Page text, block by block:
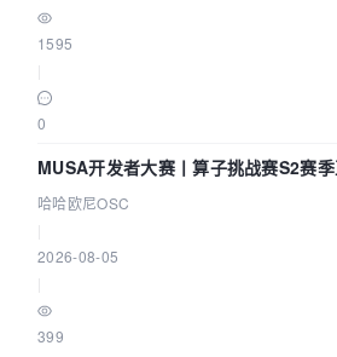
1595
0
MUSA开发者大赛丨算子挑战赛S2赛季
哈哈欧尼OSC
2026-08-05
399